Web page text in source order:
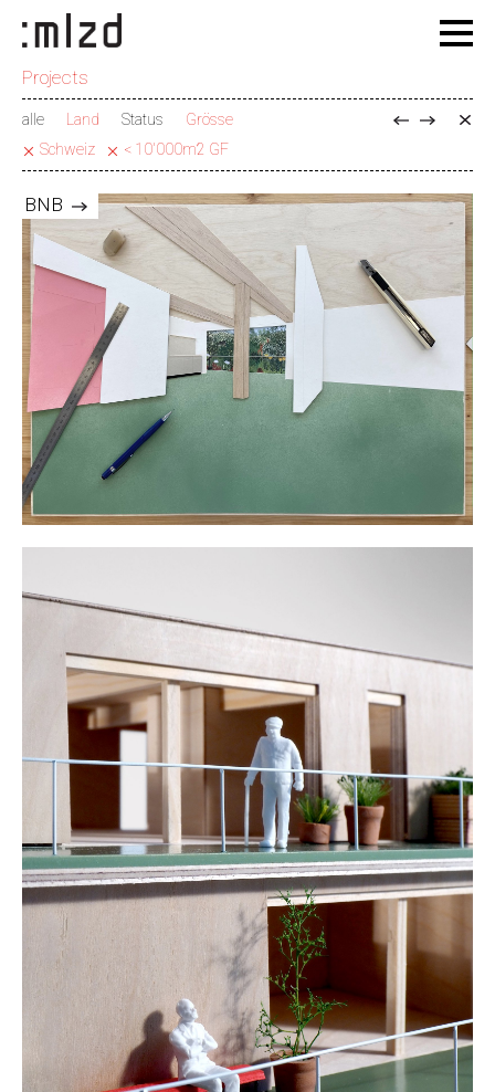
Projects
alle Land Status
Grösse
Schweiz
< 10'000m2 GF
BNB